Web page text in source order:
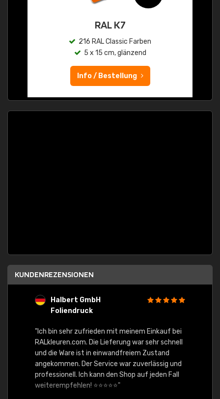
RAL K7
216 RAL Classic Farben
5 x 15 cm, glänzend
Info / Bestellung
KUNDENREZENSIONEN
Halbert GmbH
Foliendruck
"Ich bin sehr zufrieden mit meinem Einkauf bei
RALkleuren.com. Die Lieferung war sehr schnell
und die Ware ist in einwandfreiem Zustand
angekommen. Der Service war zuverlässig und
professionell. Ich kann den Shop auf jeden Fall
weiterempfehlen! ⭐⭐⭐⭐⭐"